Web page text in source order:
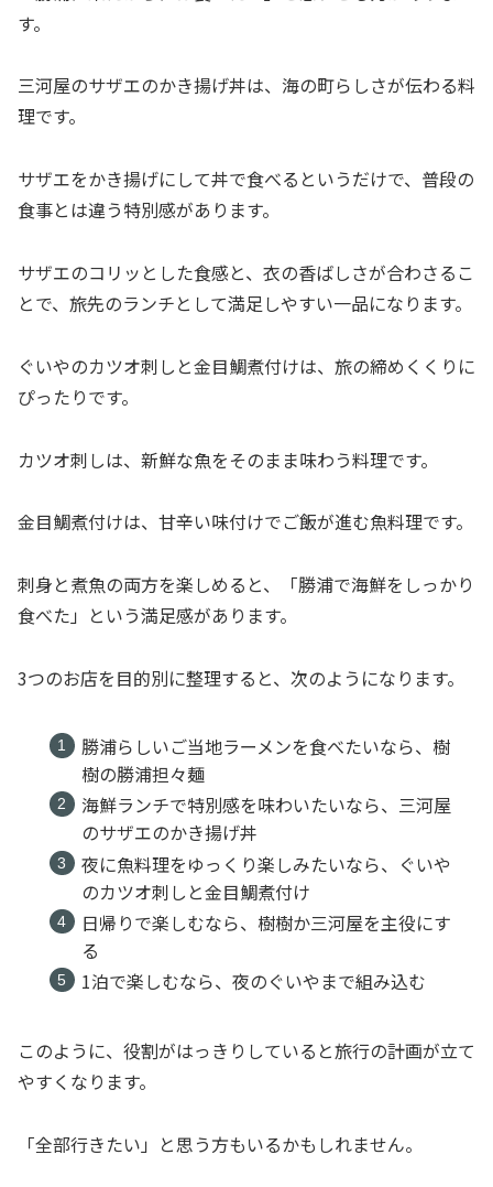
す。
三河屋のサザエのかき揚げ丼は、海の町らしさが伝わる料
理です。
サザエをかき揚げにして丼で食べるというだけで、普段の
食事とは違う特別感があります。
サザエのコリッとした食感と、衣の香ばしさが合わさるこ
とで、旅先のランチとして満足しやすい一品になります。
ぐいやのカツオ刺しと金目鯛煮付けは、旅の締めくくりに
ぴったりです。
カツオ刺しは、新鮮な魚をそのまま味わう料理です。
金目鯛煮付けは、甘辛い味付けでご飯が進む魚料理です。
刺身と煮魚の両方を楽しめると、「勝浦で海鮮をしっかり
食べた」という満足感があります。
3つのお店を目的別に整理すると、次のようになります。
勝浦らしいご当地ラーメンを食べたいなら、樹
樹の勝浦担々麺
海鮮ランチで特別感を味わいたいなら、三河屋
のサザエのかき揚げ丼
夜に魚料理をゆっくり楽しみたいなら、ぐいや
のカツオ刺しと金目鯛煮付け
日帰りで楽しむなら、樹樹か三河屋を主役にす
る
1泊で楽しむなら、夜のぐいやまで組み込む
このように、役割がはっきりしていると旅行の計画が立て
やすくなります。
「全部行きたい」と思う方もいるかもしれません。